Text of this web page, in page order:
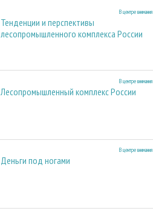
В центре внимания
Тенденции и перспективы
лесопромышленного комплекса России
В центре внимания
Лесопромышленный комплекс России
В центре внимания
Деньги под ногами